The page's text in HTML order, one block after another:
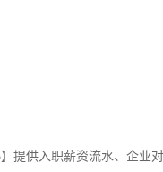
提供入职薪资流水、企业